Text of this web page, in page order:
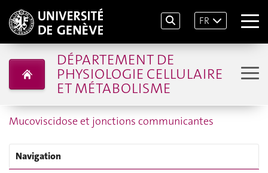
FR
DÉPARTEMENT DE
PHYSIOLOGIE CELLULAIRE
ET MÉTABOLISME
Mucoviscidose et jonctions communicantes
Navigation